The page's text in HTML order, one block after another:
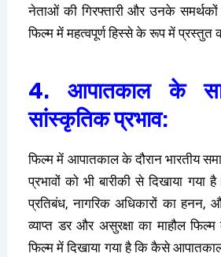
नेताओं की गिरफ्तारी और उनके समर्थकों
फिल्म में महत्वपूर्ण हिस्से के रूप में प्रस्तुत
4. आपातकाल के
सांस्कृतिक प्रभाव:
फिल्म में आपातकाल के दौरान भारतीय
प्रभावों को भी बारीकी से दिखाया गया
प्रतिबंध, नागरिक अधिकारों का
व्याप्त डर और असुरक्षा का माहौल
फिल्म में दिखाया गया है कि कैसे